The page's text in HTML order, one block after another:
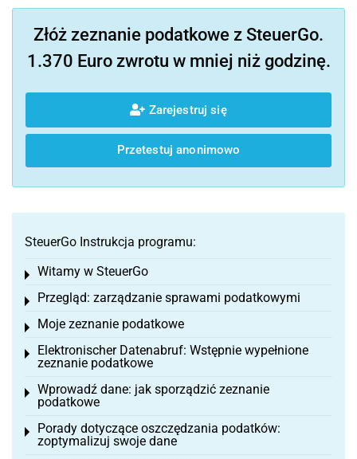
Złóż zeznanie podatkowe z SteuerGo.
1.370 Euro zwrotu w mniej niż godzinę.
Zarejestruj się
Przetestuj anonimowo
SteuerGo Instrukcja programu:
Witamy w SteuerGo
Toggle menu
Przegląd: zarządzanie sprawami podatkowymi
Toggle menu
Moje zeznanie podatkowe
Toggle menu
Elektronischer Datenabruf: Wstępnie wypełnione
zeznanie podatkowe
Toggle menu
Wprowadź dane: jak sporządzić zeznanie
podatkowe
Toggle menu
Porady dotyczące oszczędzania podatków:
zoptymalizuj swoje dane
Toggle menu